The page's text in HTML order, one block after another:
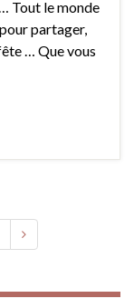
Tout le monde
partager,
… Que vous